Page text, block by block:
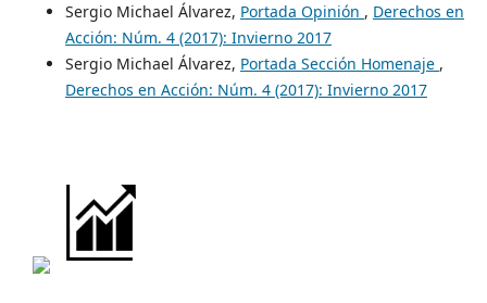
Sergio Michael Álvarez, Portada Opinión , Derechos en
Acción: Núm. 4 (2017): Invierno 2017
Sergio Michael Álvarez, Portada Sección Homenaje ,
Derechos en Acción: Núm. 4 (2017): Invierno 2017